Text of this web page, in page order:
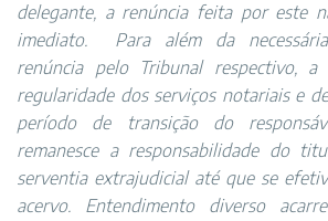
delegante, a renúncia feita por este
imediato.
Para além da
renúncia pelo Tribunal respectivo,
regularidade dos serviços notariais e
período de transição do
remanesce a responsabilidade do
serventia extrajudicial até que se
acervo. Entendimento diverso